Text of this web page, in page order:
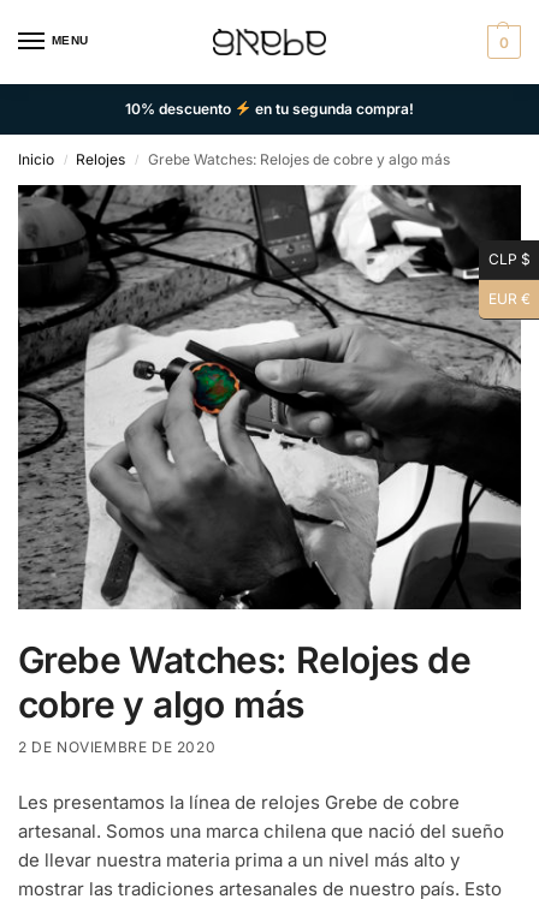
MENU 0
10% descuento en tu segunda compra!
Inicio / Relojes / Grebe Watches: Relojes de cobre y algo más
Grebe Watches: Relojes de
cobre y algo más
2 DE NOVIEMBRE DE 2020
Les presentamos la línea de relojes Grebe de cobre
artesanal. Somos una marca chilena que nació del sueño
de llevar nuestra materia prima a un nivel más alto y
mostrar las tradiciones artesanales de nuestro país. Esto
CLP $
EUR €